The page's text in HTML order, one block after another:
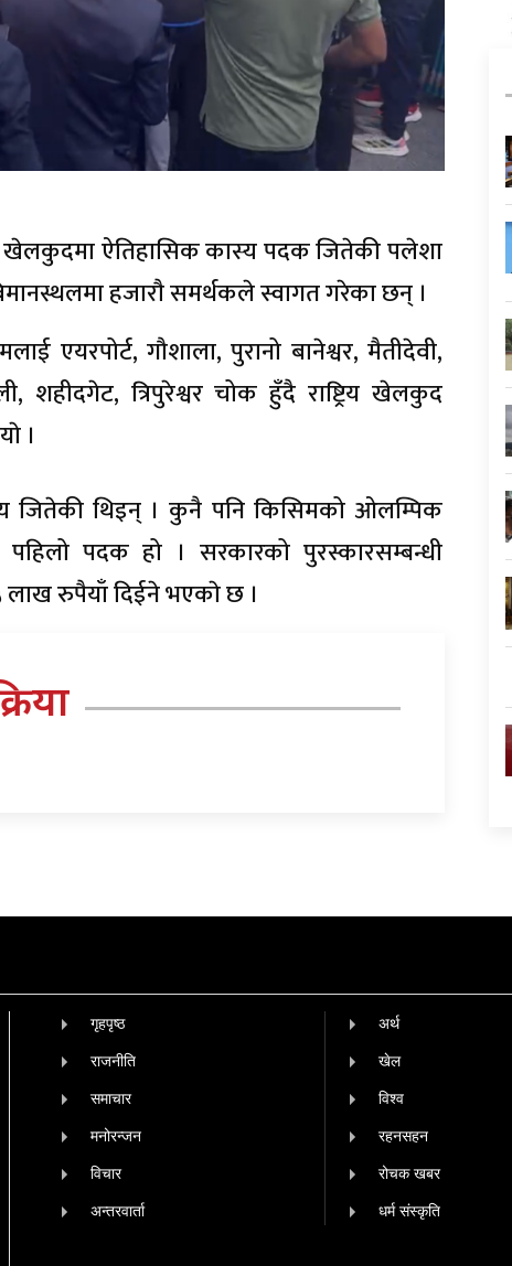
खेलकुदमा ऐतिहासिक कास्य पदक जितेकी पलेशा
विमानस्थलमा हजाराै समर्थकले स्वागत गरेका छन् ।
एयरपोर्ट, गौशाला, पुरानो बानेश्वर, मैतीदेवी,
शहीदगेट, त्रिपुरेश्वर चोक हुँदै राष्ट्रिय खेलकुद
।
जितेकी थिइन् । कुनै पनि किसिमको ओलम्पिक
पदक हो । सरकारको पुरस्कारसम्बन्धी
रुपैयाँ दिईने भएकाे छ ।
गृहपृष्‍ठ
राजनीति
समाचार
मनोरन्जन
विचार
अन्तरवार्ता
अर्थ
खेल
विश्व
रहनसहन
रोचक खबर
धर्म संस्कृति